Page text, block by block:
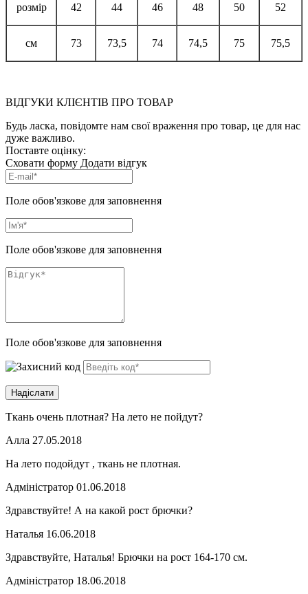
розмір 42 44 46 48 50 52
см 73 73,5 74 74,5 75 75,5
ВІДГУКИ КЛІЄНТІВ ПРО ТОВАР
Будь ласка, повідомте нам свої враження про товар, це для нас
дуже важливо.
Поставте оцінку:
Сховати форму Додати відгук
Поле обов'язкове для заповнення
Поле обов'язкове для заповнення
Поле обов'язкове для заповнення
Ткань очень плотная? На лето не пойдут?
Алла 27.05.2018
На лето подойдут , ткань не плотная.
Адміністратор 01.06.2018
Здравствуйте! А на какой рост брючки?
Наталья 16.06.2018
Здравствуйте, Наталья! Брючки на рост 164-170 см.
Адміністратор 18.06.2018